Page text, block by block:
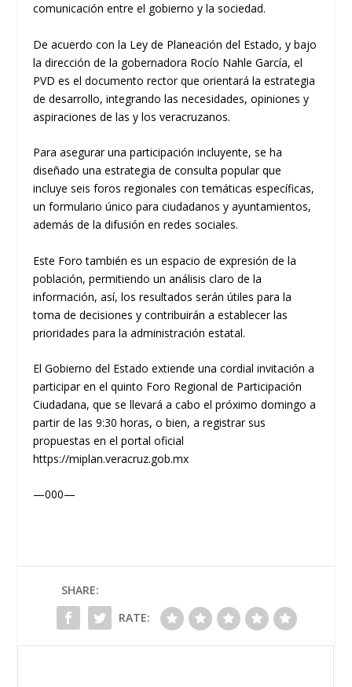
comunicación entre el gobierno y la sociedad.
De acuerdo con la Ley de Planeación del Estado, y bajo
la dirección de la gobernadora Rocío Nahle García, el
PVD es el documento rector que orientará la estrategia
de desarrollo, integrando las necesidades, opiniones y
aspiraciones de las y los veracruzanos.
Para asegurar una participación incluyente, se ha
diseñado una estrategia de consulta popular que
incluye seis foros regionales con temáticas específicas,
un formulario único para ciudadanos y ayuntamientos,
además de la difusión en redes sociales.
Este Foro también es un espacio de expresión de la
población, permitiendo un análisis claro de la
información, así, los resultados serán útiles para la
toma de decisiones y contribuirán a establecer las
prioridades para la administración estatal.
El Gobierno del Estado extiende una cordial invitación a
participar en el quinto Foro Regional de Participación
Ciudadana, que se llevará a cabo el próximo domingo a
partir de las 9:30 horas, o bien, a registrar sus
propuestas en el portal oficial
https://miplan.veracruz.gob.mx
—000—
SHARE:
RATE: